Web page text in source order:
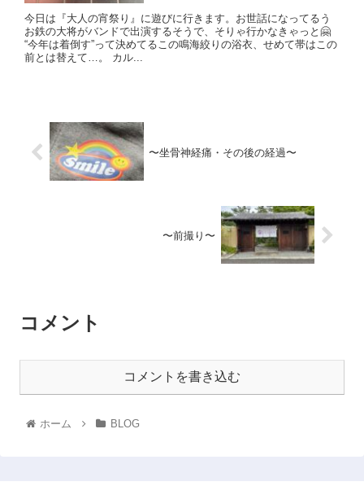
今日は『大人の宵祭り』に遊びに行きます。お世話になってるう
お鉄の大将がバンドで出演するそうで、そりゃ行かなきゃっと🤗
“今年は着倒す”って決めてるこの鳴海絞りの浴衣、せめて帯はこの
前とは替えて…。 カル...
〜坐骨神経痛・その後の経過〜
〜前撮り〜
コメント
コメントを書き込む
ホーム BLOG